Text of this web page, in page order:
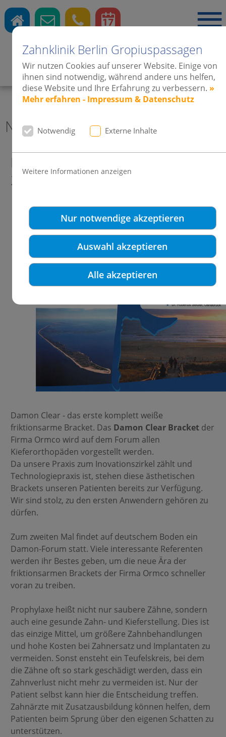
Zahnklinik Berlin Gropiuspassagen
Wir nutzen Cookies auf unserer Website. Einige von
ihnen sind notwendig, während andere uns helfen,
diese Website und Ihre Erfahrung zu verbessern. »
Mehr erfahren - Impressum & Datenschutz
Notwendig Externe Inhalte
Weitere Informationen anzeigen
Nur notwendige akzeptieren
Auswahl akzeptieren
Alle akzeptieren
Zahnärzte ·Kieferorthopädie ·Implantate
News 2009 Zahnklinik Berlin
Damon Forum Sylt 14.-15. Mai
2010 in Rantum
Damon Clear - das erste komplett weiße
friktionsarme Bracket. Das Damon Clear Bracketder
Firma Ormco wird auf dem Forum allen
Kieferorthopäden vorgestellt werden.
Da unsere Praxis zum Inovationszirkel zählt und
Technologiepraxis ist, stehen diese ästhetischen
Brackets unseren Patienten bereits zur Verfügung.
Wir sind stolz, zu den ersten Anwendern gehören zu
dürfen.
Zum zweiten Mal findet auf deutschem Boden ein
Damon-Forum statt. Viele interessante Referenten
werden ihr Bestes geben, um die neue Ära der
friktionsarmen Brackets der Firma Ormco schneller
voran zu treiben.
Prophylaxe heißt nicht nur saubere Zähne, sondern
auch eine gesunde Zahn- und Kieferstellung. Dies ist
das einzige Mittel, um größere Zahnbehandlungen
und hohe Kosten bei Zahnersatz und Implantaten zu
vermeiden. Sonst ensteht ein Teufelskreis, bei dem
die Zähne oft so stark geschädigt werden, dass ein
Zahnverlust nicht mehr zu vermeiden ist. Nur der
Patient selbst kann hier die Entscheidung treffen.
Zahnärzte mit Zusatzausbildung können helfen, dem
Patienten beim Sprung über den eigenen Schatten zu
unterstützen.